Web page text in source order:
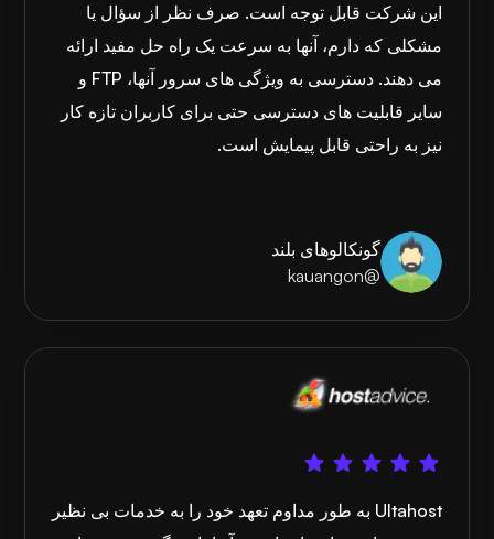
این شرکت قابل توجه است. صرف نظر از سؤال یا
مشکلی که دارم، آنها به سرعت یک راه حل مفید ارائه
می دهند. دسترسی به ویژگی های سرور آنها، FTP و
سایر قابلیت های دسترسی حتی برای کاربران تازه کار
نیز به راحتی قابل پیمایش است.
گونکالوهای بلند
@kauangon
Ultahost به طور مداوم تعهد خود را به خدمات بی نظیر